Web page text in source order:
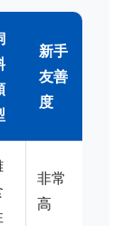
新手
友善
度
非常
高